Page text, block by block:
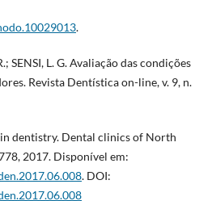
.
SENSI, L. G. Avaliação das condições
Revista Dentística on-line, v. 9, n.
in dentistry. Dental clinics of North
2017. Disponível em:
. DOI: